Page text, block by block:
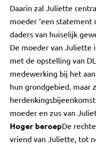
Daarin zal Juliette
moeder ‘een statement
daders van huiselijk
De moeder van Juliette
met de opstelling van
medewerking bij het
hun grondgebied. maar
moeder en zus van
Hoger beroepDe
vriend van Juliette, tot